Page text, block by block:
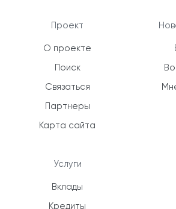
Проект
О проекте
Поиск
Связаться
Партнеры
Карта сайта
Услуги
Вклады
Кредиты